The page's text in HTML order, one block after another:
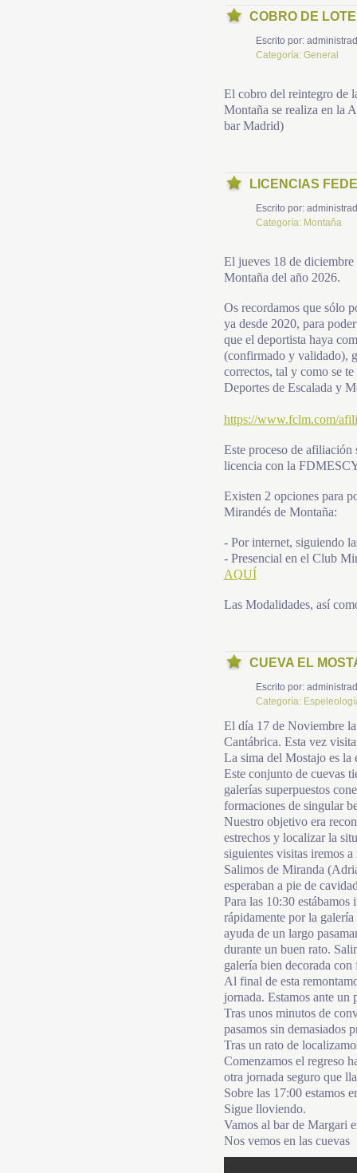
COBRO DE
Escrito por:
Categoría: General
El cobro del reintegro de
Montaña se realiza en la
bar Madrid)
LICENCIAS
Escrito por:
Categoría: Montaña
El jueves 18 de
Montaña del año 2026.
Os recordamos que sólo
ya desde 2020, para
que el deportista haya
(confirmado y validado),
correctos, tal y como se
Deportes de Escalada y
https://www.fclm.com/
Este proceso de afiliación
licencia con la
Existen 2 opciones para
Mirandés de Montaña:
- Por internet, siguiendo
- Presencial en el Club
AQUÍ
Las Modalidades, así
CUEVA EL
Escrito por:
Categoría:
El día 17 de Noviembre
Cantábrica. Esta vez
La sima del Mostajo es la
Este conjunto de cuevas
galerías superpuestos
formaciones de singular
Nuestro objetivo era
estrechos y localizar la
siguientes visitas iremos
Salimos de Miranda
esperaban a pie de
Para las 10:30
rápidamente por la
ayuda de un largo
durante un buen rato.
galería bien decorada
Al final de esta
jornada. Estamos ante un
Tras unos minutos de
pasamos sin demasiados
Tras un rato de
Comenzamos el regreso
otra jornada seguro que
Sobre las 17:00 estamos
Sigue lloviendo.
Vamos al bar de Margari
Nos vemos en las cuevas